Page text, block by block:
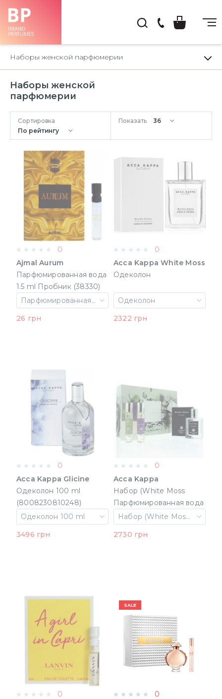
Наборы женской парфюмерии
Наборы женской
парфюмерии
Сортировка Показать
0
Ajmal Aurum
Парфюмированная вода
1.5 ml Пробник (38330)
Парфюмированная вода 1.5 ml Пробник
26 грн
0
Acca Kappa White Moss
Одеколон
Одеколон
2322 грн
0
Acca Kappa Glicine
Одеколон 100 ml
(8008230810248)
Одеколон 100 ml
3496 грн
0
Acca Kappa
Набор (White Moss
Парфюмированная вода
50 ml + Tilia Cordata
Парфюмированная вода
15 ml + Wisteria Male
Набор (White Moss Парфюмированная вода 50 ml + Tilia Cordata Парфюмированная вода 15 ml + Wisteria Male Парфюмированная вода 15 ml)
2730 грн
0
SALE
0